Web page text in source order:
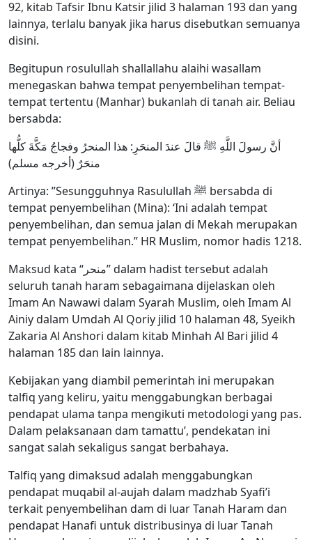
92, kitab Tafsir Ibnu Katsir jilid 3 halaman 193 dan yang
lainnya, terlalu banyak jika harus disebutkan semuanya
disini.
Begitupun rosulullah shallallahu alaihi wasallam
menegaskan bahwa tempat penyembelihan tempat-
tempat tertentu (Manhar) bukanlah di tanah air. Beliau
bersabda:
أنَّ رسولَ اللَّهِ ﷺ قالَ عندَ المنحَرِ: هذا المنحرُ وفجاجُ مَكَّةَ كلُّها
منحَرٌ (أخرجه مسلم)
Artinya: ”Sesungguhnya Rasulullah ﷺ bersabda di
tempat penyembelihan (Mina): ‘Ini adalah tempat
penyembelihan, dan semua jalan di Mekah merupakan
tempat penyembelihan.” HR Muslim, nomor hadis 1218.
Maksud kata “منحر” dalam hadist tersebut adalah
seluruh tanah haram sebagaimana dijelaskan oleh
Imam An Nawawi dalam Syarah Muslim, oleh Imam Al
Ainiy dalam Umdah Al Qoriy jilid 10 halaman 48, Syeikh
Zakaria Al Anshori dalam kitab Minhah Al Bari jilid 4
halaman 185 dan lain lainnya.
Kebijakan yang diambil pemerintah ini merupakan
talfiq yang keliru, yaitu menggabungkan berbagai
pendapat ulama tanpa mengikuti metodologi yang pas.
Dalam pelaksanaan dam tamattu’, pendekatan ini
sangat salah sekaligus sangat berbahaya.
Talfiq yang dimaksud adalah menggabungkan
pendapat muqabil al-aujah dalam madzhab Syafi’i
terkait penyembelihan dam di luar Tanah Haram dan
pendapat Hanafi untuk distribusinya di luar Tanah